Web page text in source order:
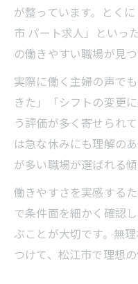
が整っています。とく
市 パート求人」といっ
の働きやすい職場が見つ
実際に働く主婦の声で
きた」「シフトの変更
う評価が多く寄せられ
は急な休みにも理解の
が多い職場が選ばれる傾
働きやすさを実感する
で条件面を細かく確認
ぶことが大切です。無
つけて、松江市で理想